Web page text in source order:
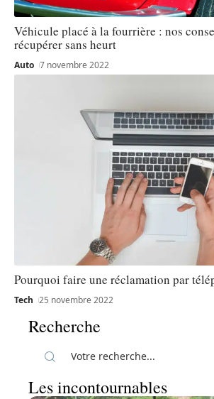
Véhicule placé à la fourrière : nos
récupérer sans heurt
Auto 7 novembre 2022
Pourquoi faire une réclamation par
Tech 25 novembre 2022
Recherche
Les incontournables